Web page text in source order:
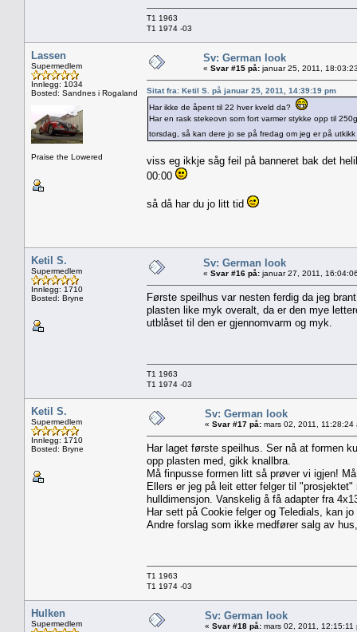
T1 1963
T1 1974 -03
Lassen
Supermedlem
Innlegg: 1034
Bosted: Sandnes i Rogaland
Praise the Lowered
Sv: German look
« Svar #15 på: januar 25, 2011,
Sitat fra: Ketil S. på januar 25, 2011, 14:39:19 pm
Har ikke de åpent til 22 hver kveld da?
Har en rask stekeovn som fort varmer stykke opp til
torsdag, så kan dere jo se på fredag om jeg er på
viss eg ikkje såg feil på banneret bak det
00:00
så då har du jo litt tid
Ketil S.
Supermedlem
Innlegg: 1710
Bosted: Bryne
Sv: German look
« Svar #16 på: januar 27, 2011,
Første speilhus var nesten ferdig da jeg
plasten like myk overalt, da er den mye
utblåset til den er gjennomvarm og myk.
T1 1963
T1 1974 -03
Ketil S.
Supermedlem
Innlegg: 1710
Bosted: Bryne
Sv: German look
« Svar #17 på: mars 02, 2011, 11:28:24
Har laget første speilhus. Ser nå at formen
opp plasten med, gikk knallbra.
Må finpusse formen litt så prøver vi igjen!
Ellers er jeg på leit etter felger til
hulldimensjon. Vanskelig å få adapter fra
Har sett på Cookie felger og Teledials, kan
Andre forslag som ikke medfører salg av
T1 1963
T1 1974 -03
Hulken
Supermedlem
Sv: German look
« Svar #18 på: mars 02, 2011, 12:15:11